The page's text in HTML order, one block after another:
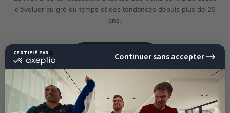
d’évoluer au gré du temps et des tendances depuis plus de 25
ans.
EN SAVOIR PLUS